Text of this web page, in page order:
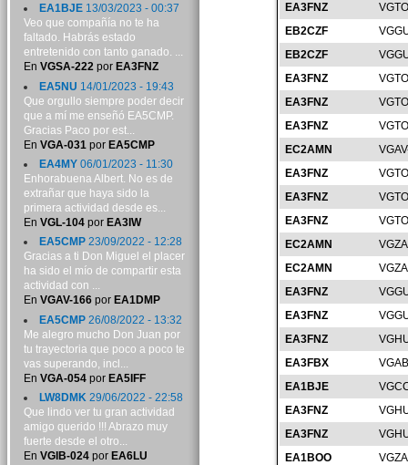
EA3FNZ
EB2CZF
EB2CZF
EA3FNZ
EA3FNZ
EA3FNZ
EC2AMN
EA3FNZ
EA3FNZ
EA3FNZ
EC2AMN
EC2AMN
EA3FNZ
EA3FNZ
EA3FNZ
EA3FBX
EA1BJE
EA3FNZ
EA3FNZ
EA1BOO
EA1BJE13/03/2023 - 00:37
Veo que compañía no te ha
faltado. Habrás estado
entretenido con tanto ganado. ...
En VGSA-222por EA3FNZ
EA5NU 14/01/2023 - 19:43
Que orgullo siempre poder decir
que a mí me enseñó EA5CMP.
Gracias Paco por est...
En VGA-031 por EA5CMP
EA4MY06/01/2023 - 11:30
Enhorabuena Albert. No es de
extrañar que haya sido la
primera actividad desde es...
En VGL-104por EA3IW
EA5CMP23/09/2022 - 12:28
Gracias a ti Don Miguel el placer
ha sido el mío de compartir esta
actividad con ...
En VGAV-166por EA1DMP
EA5CMP26/08/2022 - 13:32
Me alegro mucho Don Juan por
tu trayectoria que poco a poco te
vas superando, incl...
En VGA-054por EA5IFF
LW8DMK29/06/2022 - 22:58
Que lindo ver tu gran actividad
amigo querido !!! Abrazo muy
fuerte desde el otro...
En VGIB-024por EA6LU